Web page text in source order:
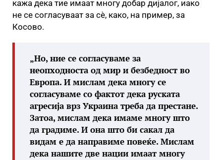
кажа дека тие имаат многу добар дијалог, иако
не се согласуваат за сè, како, на пример, за
Косово.
„Но, ние се согласуваме за
неопходноста од мир и безбедност во
Европа. И мислам дека многу се
согласуваме со фактот дека руската
агресија врз Украина треба да престане.
Затоа, мислам дека имаме многу што
да градиме. И она што би сакал да
видам е да направиме повеќе. Мислам
дека нашите две нации имаат многу